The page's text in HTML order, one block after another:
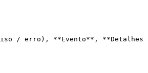
/ erro), **Evento**, **Detalhes